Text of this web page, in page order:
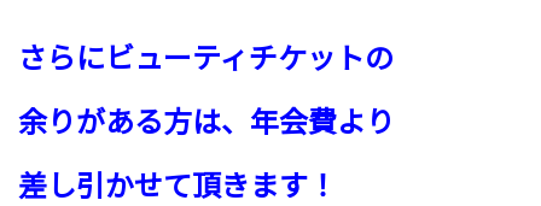
さらにビューティチケットの
余りがある方は、 年会費より
差し引かせて頂きます！